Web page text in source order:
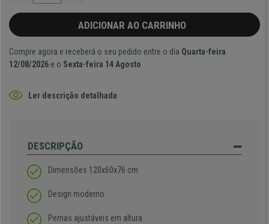
ADICIONAR AO CARRINHO
Compre agora e receberá o seu pedido entre o dia Quarta-feira
12/08/2026 e o Sexta-feira 14 Agosto
Ler descrição detalhada
DESCRIPÇÃO
Dimensões 120x60x76 cm
Design moderno
Pernas ajustáveis em altura